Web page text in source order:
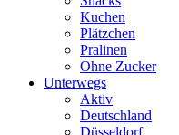
Kuchen
Plätzchen
Pralinen
Ohne Zucker
Unterwegs
Aktiv
Deutschland
Düsseldorf